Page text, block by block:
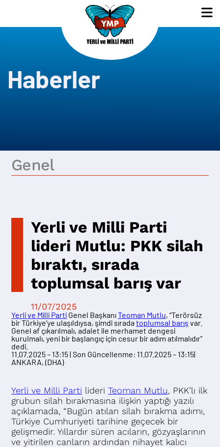
Haberler
Genel
Yerli ve Milli Parti
lideri Mutlu: PKK silah
bıraktı, sırada
toplumsal barış var
11/07/2025
Yerli ve Milli Parti Genel BaşkanıTeoman Mutlu, “Terörsüz
bir Türkiye’ye ulaşıldıysa, şimdi sıradatoplumsal barış var.
Genel af çıkarılmalı, adalet ile merhamet dengesi
kurulmalı, yeni bir başlangıç için cesur bir adım atılmalıdır”
dedi.
11.07.2025 – 13:15 | Son Güncellenme: 11.07.2025 – 13:15|
ANKARA, (DHA)
Yerli ve Milli Parti lideri Teoman Mutlu, PKK’lı ilk
grubun silah bırakmasına ilişkin yaptığı yazılı
açıklamada, “Bugün atılan silah bırakma adımı,
Türkiye Cumhuriyeti tarihine geçecek bir
gelişmedir. Yıllardır süren acıların, gözyaşlarının
ve yitirilen canların ardından nihayet kalıcı